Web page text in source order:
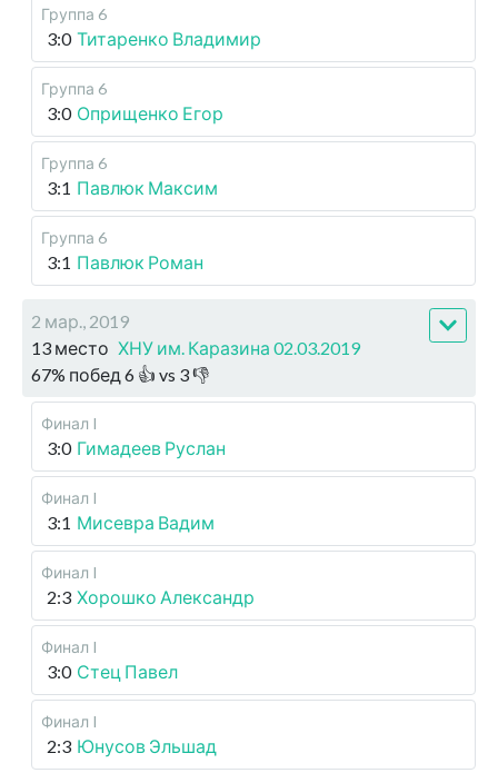
Группа 6
3:0 Титаренко Владимир
Группа 6
3:0 Оприщенко Егор
Группа 6
3:1 Павлюк Максим
Группа 6
3:1 Павлюк Роман
2 мар., 2019
13 место ХНУ им. Каразина 02.03.2019
67% побед 6 👍 vs 3👎
Финал I
3:0 Гимадеев Руслан
Финал I
3:1 Мисевра Вадим
Финал I
2:3 Хорошко Александр
Финал I
3:0 Стец Павел
Финал I
2:3 Юнусов Эльшад